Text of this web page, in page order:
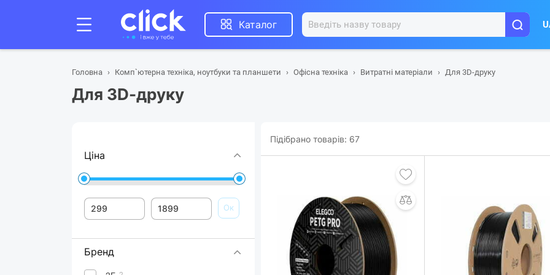
Каталог
Головна Комп`ютерна техніка, ноутбуки та планшети Офісна техніка Витратні матеріали Для 3D-друку
Для 3D-друку
Ціна
Ок
Бренд
Підібрано товарів: 67